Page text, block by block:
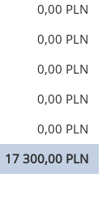
0,00 PLN
0,00 PLN
0,00 PLN
0,00 PLN
0,00 PLN
17 300,00 PLN